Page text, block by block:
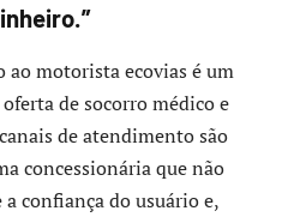
ao motorista ecovias é um
de socorro médico e
de atendimento são
concessionária que não
confiança do usuário e,